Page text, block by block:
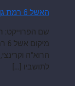
האשל 6 רמת גן
הרוא"ה
לתושביו […]